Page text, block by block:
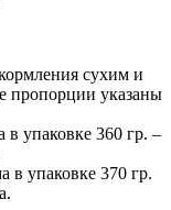
сухим и
пропорции указаны
в упаковке 360 гр. –
в упаковке 370 гр.